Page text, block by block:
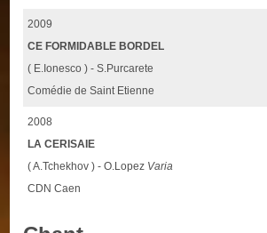
2009
CE FORMIDABLE BORDEL
( E.Ionesco ) - S.Purcarete
Comédie de Saint Etienne
2008
LA CERISAIE
( A.Tchekhov ) - O.Lopez Varia
CDN Caen